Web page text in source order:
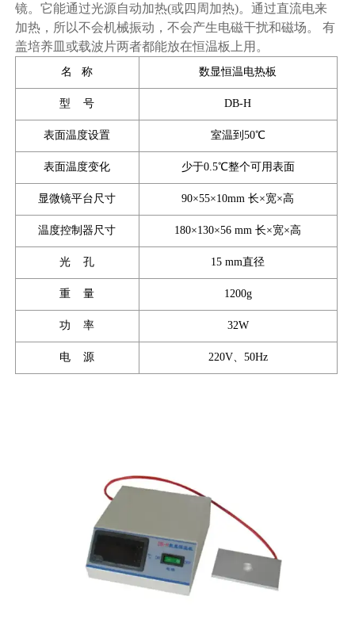
镜。它能通过光源自动加热(或四周加热)。通过直流电来
加热，所以不会机械振动，不会产生电磁干扰和磁场。 有
盖培养皿或载波片两者都能放在恒温板上用。
名 称 数显恒温电热板
型 号 DB-H
表面温度设置 室温到50℃
表面温度变化 少于0.5℃整个可用表面
显微镜平台尺寸 90×55×10mm 长×宽×高
温度控制器尺寸 180×130×56 mm 长×宽×高
光 孔 15 mm直径
重 量 1200g
功 率 32W
电 源 220V、50Hz